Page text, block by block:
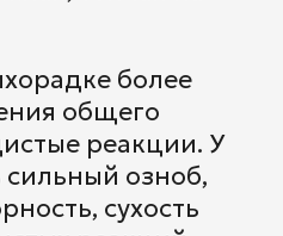
более
общего
реакции. У
озноб,
сухость